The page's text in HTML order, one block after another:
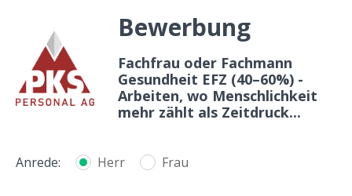
Bewerbung
Fachfrau oder Fachmann
Gesundheit EFZ (40–60%) -
Arbeiten, wo Menschlichkeit
mehr zählt als Zeitdruck...
Anrede: Herr Frau